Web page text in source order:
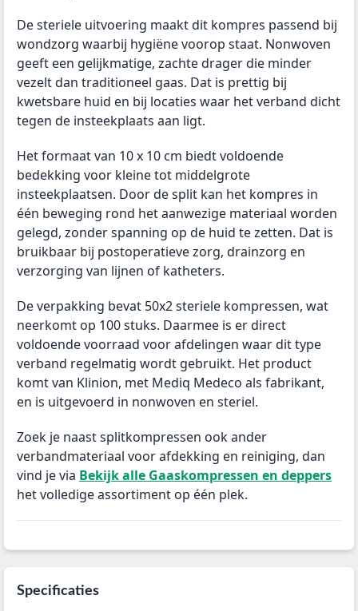
De steriele uitvoering maakt dit kompres passend bij
wondzorg waarbij hygiëne voorop staat. Nonwoven
geeft een gelijkmatige, zachte drager die minder
vezelt dan traditioneel gaas. Dat is prettig bij
kwetsbare huid en bij locaties waar het verband dicht
tegen de insteekplaats aan ligt.
Het formaat van 10 x 10 cm biedt voldoende
bedekking voor kleine tot middelgrote
insteekplaatsen. Door de split kan het kompres in
één beweging rond het aanwezige materiaal worden
gelegd, zonder spanning op de huid te zetten. Dat is
bruikbaar bij postoperatieve zorg, drainzorg en
verzorging van lijnen of katheters.
De verpakking bevat 50x2 steriele kompressen, wat
neerkomt op 100 stuks. Daarmee is er direct
voldoende voorraad voor afdelingen waar dit type
verband regelmatig wordt gebruikt. Het product
komt van Klinion, met Mediq Medeco als fabrikant,
en is uitgevoerd in nonwoven en steriel.
Zoek je naast splitkompressen ook ander
verbandmateriaal voor afdekking en reiniging, dan
vind je via Bekijk alle Gaaskompressen en deppers
het volledige assortiment op één plek.
Specificaties